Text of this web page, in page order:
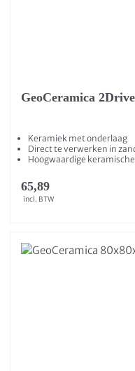
GeoCeramica
Keramiek met onderlaag
Direct te verwerken in
Hoogwaardige
65,89
incl. BTW